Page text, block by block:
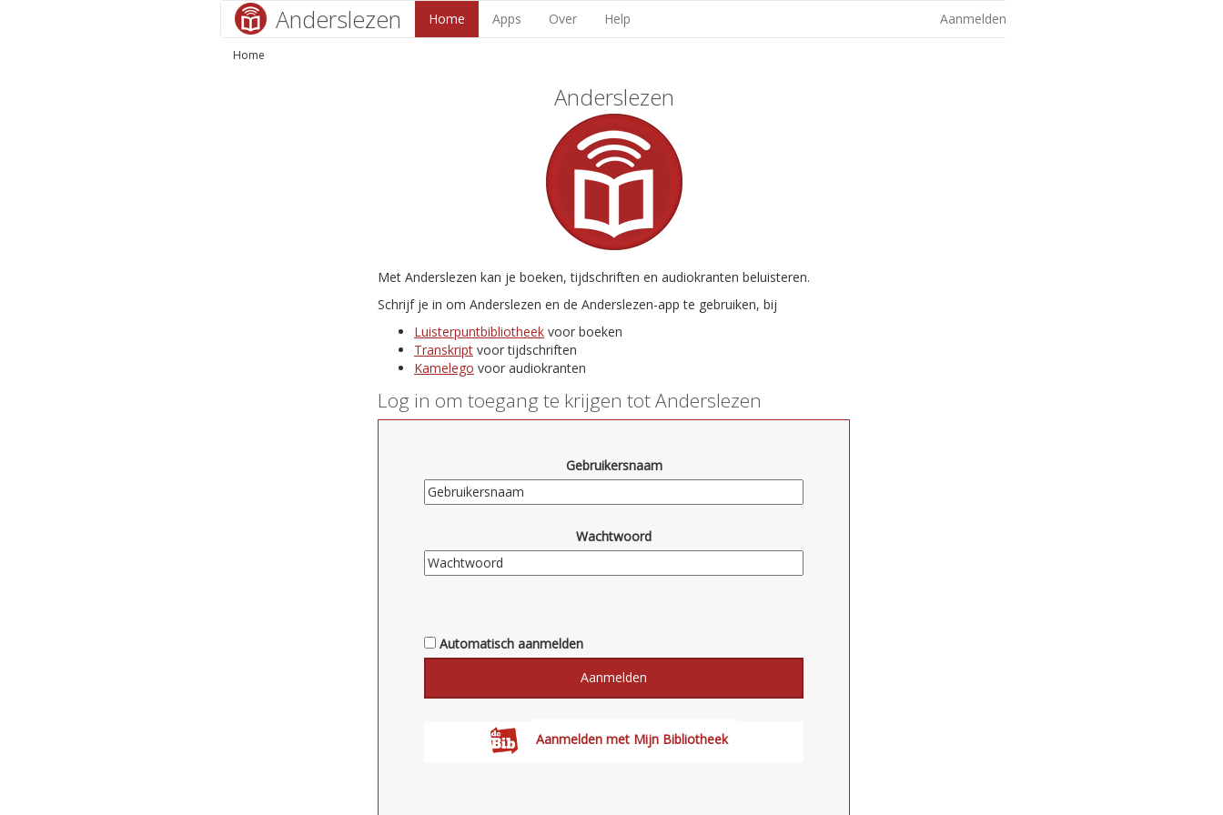
Anderslezen Home Apps Over Help Aanmelden
Home
Anderslezen
Met Anderslezen kan je boeken, tijdschriften en audiokranten beluisteren.
Schrijf je in om Anderslezen en de Anderslezen-app te gebruiken, bij
Luisterpuntbibliotheek voor boeken
Transkript voor tijdschriften
Kamelego voor audiokranten
Log in om toegang te krijgen tot Anderslezen
Gebruikersnaam
Wachtwoord
Automatisch aanmelden